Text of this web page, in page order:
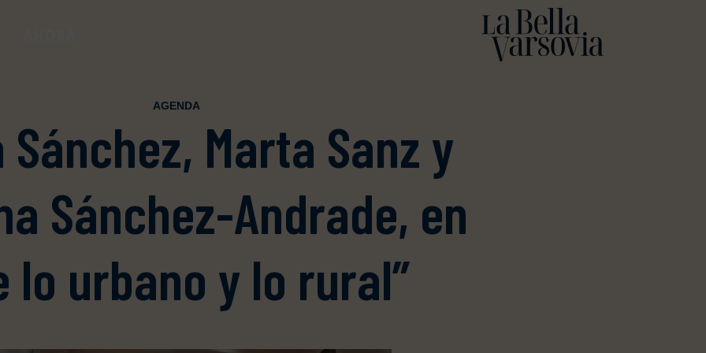
AGENDA
Sánchez, Marta Sanz y
Sánchez-Andrade, en
lo urbano y lo rural”